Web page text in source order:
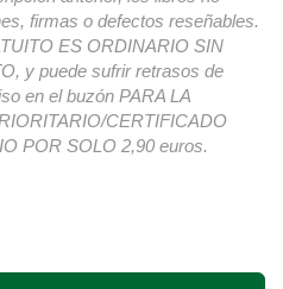
firmas o defectos reseñables.
ES ORDINARIO SIN
y puede sufrir retrasos de
en el buzón PARA LA
CERTIFICADO
POR SOLO 2,90 euros.